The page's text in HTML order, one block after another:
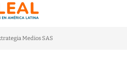
Medios SAS